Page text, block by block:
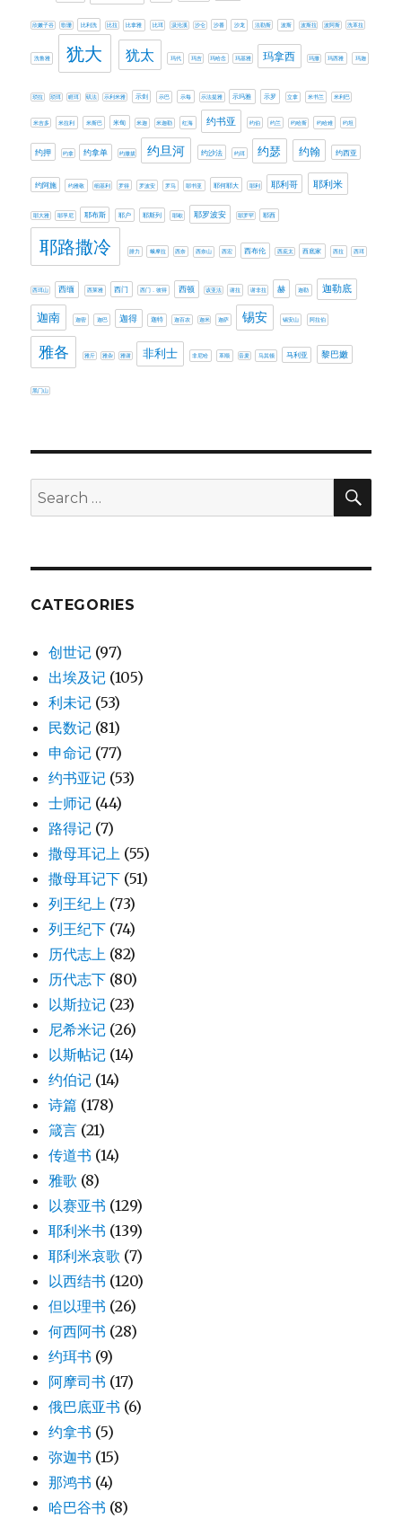
欣嫩子谷 歌珊 比利洗 比拉 比拿雅 比珥 汲沦溪 沙仑 沙番 沙龙 法勒斯 波斯 波斯拉 波阿斯 洗革拉
洗鲁雅 犹大 犹太 玛代 玛吉 玛哈念 玛基雅 玛拿西 玛撒 玛西雅 玛迦
琐拉 琐珥 睚珥 矶法 示利米雅 示剑 示巴 示每 示法提雅 示玛雅 示罗 立拿 米书兰 米利巴
米吉多 米拉利 米斯巴 米甸 米迦 米迦勒 红海 约书亚 约伯 约兰 约哈斯 约哈难 约坦
约押 约拿 约拿单 约撒拔 约旦河 约沙法 约珥 约瑟 约翰 约西亚
约阿施 约雅敬 细基利 罗得 罗波安 罗马 耶书亚 耶何耶大 耶利 耶利哥 耶利米
耶大雅 耶孚尼 耶布斯 耶户 耶斯列 耶歇 耶罗波安 耶罗罕 耶西
耶路撒冷 腓力 蛾摩拉 西奈 西奈山 西宏 西布伦 西庇太 西底家 西拉 西珥
西珥山 西缅 西莱雅 西门 西门．彼得 西顿 该亚法 谢拉 谢非拉 赫 迦勒 迦勒底
迦南 迦密 迦巴 迦得 迦特 迦百农 迦米 迦萨 锡安 锡安山 阿拉伯
雅各 雅斤 雅杂 雅谢 非利士 非尼哈 革顺 音麦 马其顿 马利亚 黎巴嫩
黑门山
Search
for:
CATEGORIES
创世记 (97)
出埃及记 (105)
利未记 (53)
民数记 (81)
申命记 (77)
约书亚记 (53)
士师记 (44)
路得记 (7)
撒母耳记上 (55)
撒母耳记下 (51)
列王纪上 (73)
列王纪下 (74)
历代志上 (82)
历代志下 (80)
以斯拉记 (23)
尼希米记 (26)
以斯帖记 (14)
约伯记 (14)
诗篇 (178)
箴言 (21)
传道书 (14)
雅歌 (8)
以赛亚书 (129)
耶利米书 (139)
耶利米哀歌 (7)
以西结书 (120)
但以理书 (26)
何西阿书 (28)
约珥书 (9)
阿摩司书 (17)
俄巴底亚书 (6)
约拿书 (5)
弥迦书 (15)
那鸿书 (4)
哈巴谷书 (8)